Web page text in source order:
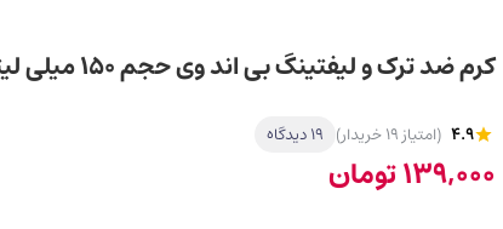
کرم ضد ترک و لیفتینگ بی اند وی حجم ۱۵۰ میلی لیتر
4.9 (امتیاز 19 خریدار) 19 دیدگاه
139,000تومان